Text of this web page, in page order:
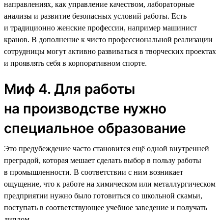
направлениях, как управление качеством, лабораторные
анализы и развитие безопасных условий работы. Есть
и традиционно женские профессии, например машинист
кранов. В дополнение к чисто профессиональной реализации
сотрудницы могут активно развиваться в творческих проектах
и проявлять себя в корпоративном спорте.
Миф 4. Для работы
на производстве нужно
специальное образование
Это предубеждение часто становится ещё одной внутренней
преградой, которая мешает сделать выбор в пользу работы
в промышленности. В соответствии с ним возникает
ощущение, что к работе на химическом или металлургическом
предприятии нужно было готовиться со школьной скамьи,
поступать в соответствующее учебное заведение и получать